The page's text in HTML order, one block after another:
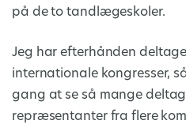
på de to tandlægeskoler.
Jeg har efterhånden
internationale kongresser,
gang at se så mange
repræsentanter fra flere